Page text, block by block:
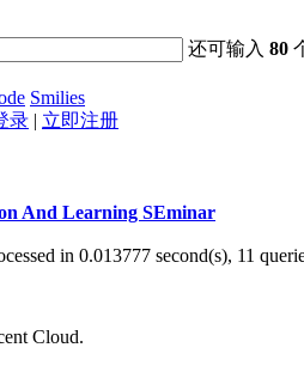
还可输入80
Smilies
录 | 立即注册
And Learning SEminar
in 0.013777 second(s), 11
Cloud.